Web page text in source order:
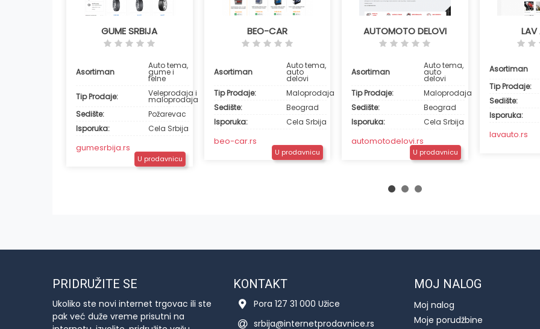
Detaljnije
GUME SRBIJA
Asortiman
Auto tema,
gume i
felne
Tip Prodaje:
Veleprodaja i
maloprodaja
Sedište:
Požarevac
Isporuka:
Cela Srbija
gumesrbija.rs
U prodavnicu
DetaljnijeBEO-CAR
Asortiman
Auto tema,
auto
delovi
Tip Prodaje:
Maloprodaja
Sedište:
Beograd
Isporuka:
Cela Srbija
beo-car.rs
U prodavnicu
Detaljnije
AUTOMOTO DELOVI
Asortiman
Auto tema,
auto
delovi
Tip Prodaje:
Maloprodaja
Sedište:
Beograd
Isporuka:
Cela Srbija
automotodelovi.rs
U prodavnicu
Detaljnije
Asortiman
Tip Prodaje:
Sedište:
Isporuka:
lavauto.rs
PRIDRUŽITE SE
Ukoliko ste novi internet trgovac ili ste
pak već duže vreme prisutni na
KONTAKT
Pora 127 31 000 Užice
srbija@internetprodavnice.rs
MOJ NALOG
Moj nalog
Moje porudžbine